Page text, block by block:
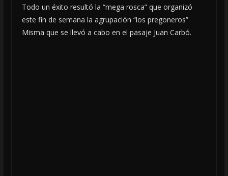
Todo un éxito resultó la “mega rosca” que organizó
este fin de semana la agrupación “los pregoneros”
Misma que se llevó a cabo en el pasaje Juan Carbó.